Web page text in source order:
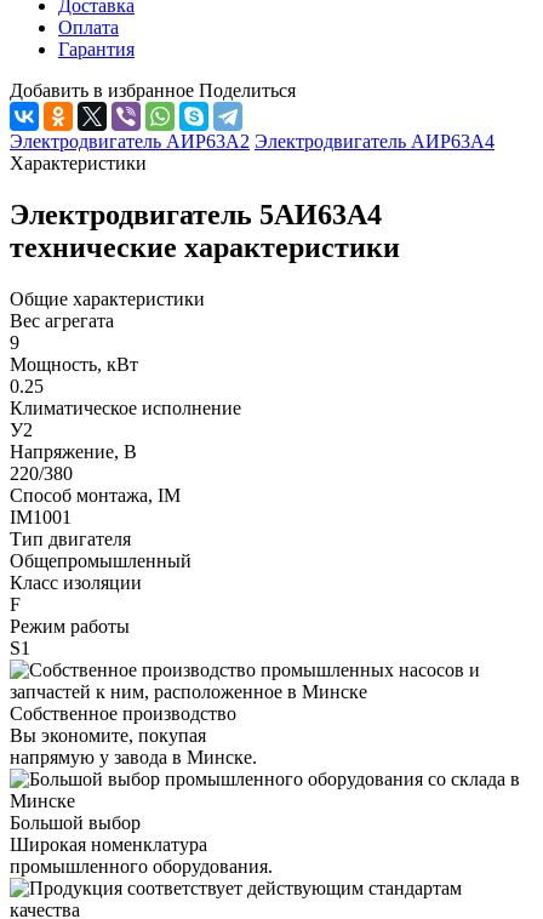
Доставка
Оплата
Гарантия
Добавить в избранное Поделиться
Электродвигатель АИР63А2 Электродвигатель АИР63А4
Характеристики
Электродвигатель 5АИ63А4
технические характеристики
Общие характеристики
Вес агрегата
9
Мощность, кВт
0.25
Климатическое исполнение
У2
Напряжение, В
220/380
Способ монтажа, IM
IM1001
Тип двигателя
Общепромышленный
Класс изоляции
F
Режим работы
S1
Собственное производство
Вы экономите, покупая
напрямую у завода в Минске.
Большой выбор
Широкая номенклатура
промышленного оборудования.